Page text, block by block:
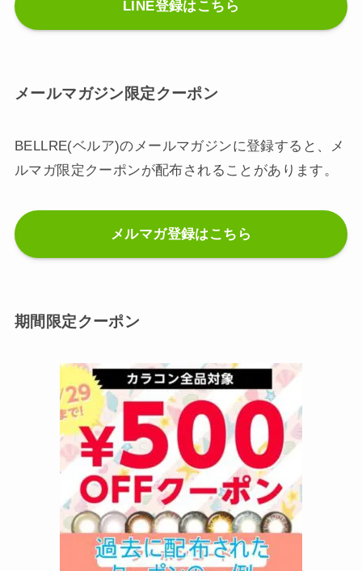
LINE登録はこちら
メールマガジン限定クーポン
BELLRE(ベルア)のメールマガジンに登録すると、メ
ルマガ限定クーポンが配布されることがあります。
メルマガ登録はこちら
期間限定クーポン